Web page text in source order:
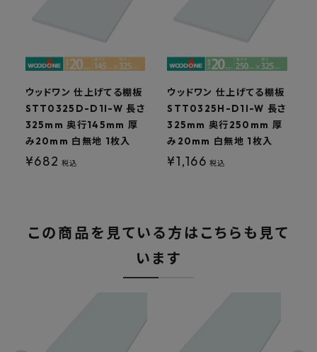
ウッドワン 仕上げてる棚板
STT0325D-D1I-W 長さ
325mm 奥行145mm 厚
み20mm 白無地 1枚入
¥682 税込
ウッドワン 仕上げてる棚板
STT0325H-D1I-W 長さ
325mm 奥行250mm 厚
み20mm 白無地 1枚入
¥1,166 税込
この商品を見ている方はこちらも見て
います